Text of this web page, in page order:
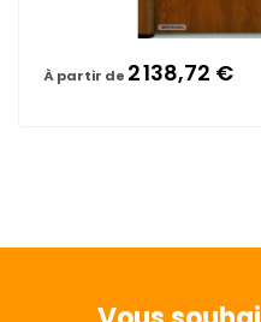
À partir de 2 138,72 €